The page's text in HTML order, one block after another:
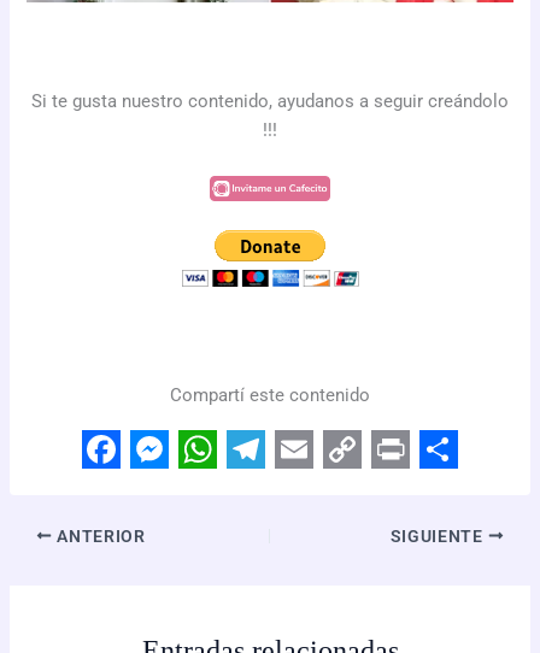
Si te gusta nuestro contenido, ayudanos a seguir creándolo
!!!
Compartí este contenido
a
e
s
g
l
L
r
t
h
ANTERIOR SIGUIENTE